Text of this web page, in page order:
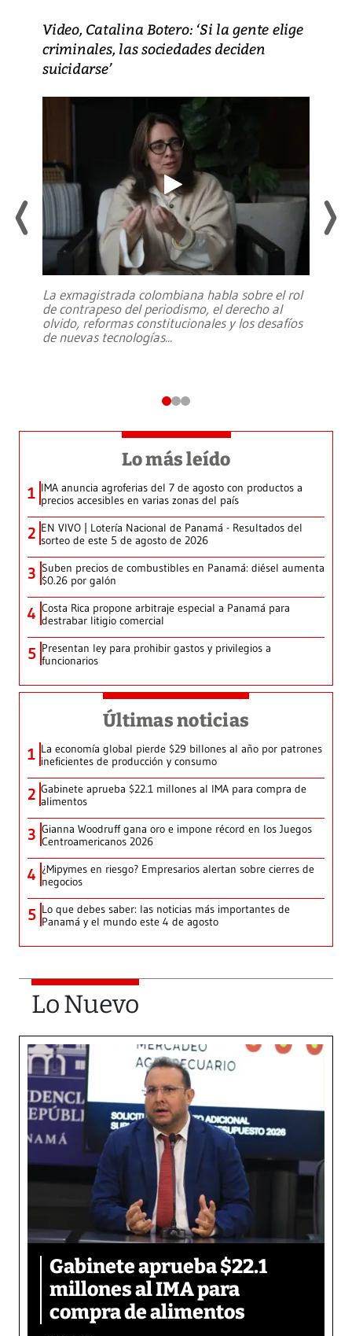
Video, Catalina Botero: ‘Si la gente elige
criminales, las sociedades deciden
suicidarse’
La exmagistrada colombiana habla sobre el rol
de contrapeso del periodismo, el derecho al
olvido, reformas constitucionales y los desafíos
de nuevas tecnologías...
Lo más leído
1 IMA anuncia agroferias del 7 de agosto con productos a
precios accesibles en varias zonas del país
2 EN VIVO | Lotería Nacional de Panamá - Resultados del
sorteo de este 5 de agosto de 2026
3 Suben precios de combustibles en Panamá: diésel aumenta
$0.26 por galón
4 Costa Rica propone arbitraje especial a Panamá para
destrabar litigio comercial
5 Presentan ley para prohibir gastos y privilegios a
funcionarios
Últimas noticias
1 La economía global pierde $29 billones al año por patrones
ineficientes de producción y consumo
2 Gabinete aprueba $22.1 millones al IMA para compra de
alimentos
3 Gianna Woodruff gana oro e impone récord en los Juegos
Centroamericanos 2026
4 ¿Mipymes en riesgo? Empresarios alertan sobre cierres de
negocios
5 Lo que debes saber: las noticias más importantes de
Panamá y el mundo este 4 de agosto
Lo Nuevo
Gabinete aprueba $22.1
millones al IMA para
compra de alimentos